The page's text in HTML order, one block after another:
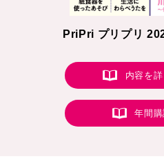
PriPri プリプリ
内容を
年間